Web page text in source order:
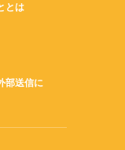
とは
部送信に